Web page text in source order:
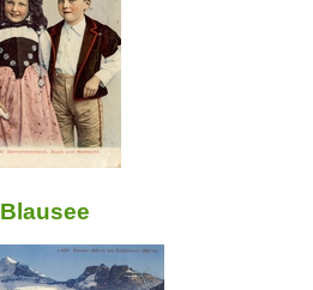
Blausee